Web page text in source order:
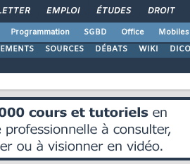
EMPLOI ÉTUDES DROIT
Programmation SGBD Office Mobiles
SOURCES DÉBATS WIKI DICO